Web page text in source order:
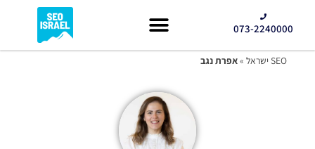
073-2240000
SEO ישראל »אפרת נגב